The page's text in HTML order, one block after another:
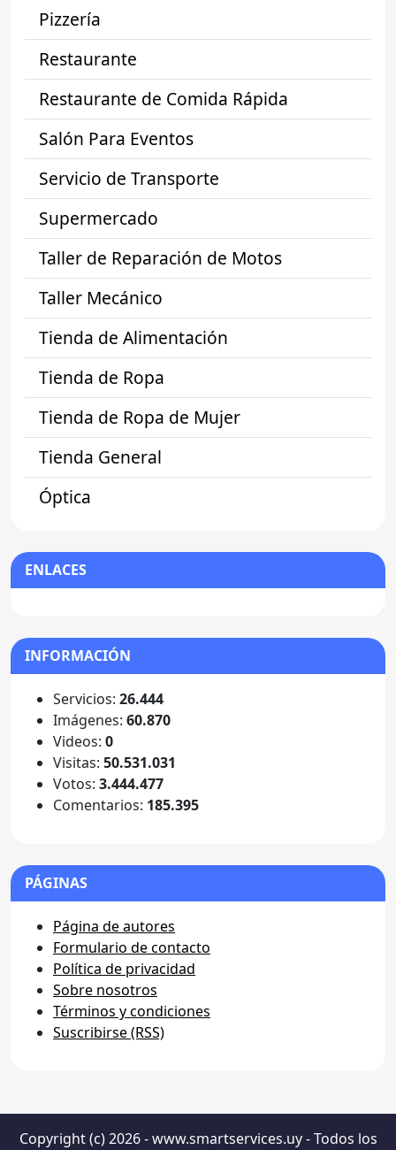
Pizzería
Restaurante
Restaurante de Comida Rápida
Salón Para Eventos
Servicio de Transporte
Supermercado
Taller de Reparación de Motos
Taller Mecánico
Tienda de Alimentación
Tienda de Ropa
Tienda de Ropa de Mujer
Tienda General
Óptica
ENLACES
INFORMACIÓN
Servicios: 26.444
Imágenes: 60.870
Videos: 0
Visitas: 50.531.031
Votos: 3.444.477
Comentarios: 185.395
PÁGINAS
Página de autores
Formulario de contacto
Política de privacidad
Sobre nosotros
Términos y condiciones
Suscribirse (RSS)
Copyright (c) 2026 - www.smartservices.uy - Todos los